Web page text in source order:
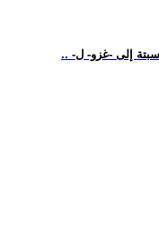
إلى -غزو- ل